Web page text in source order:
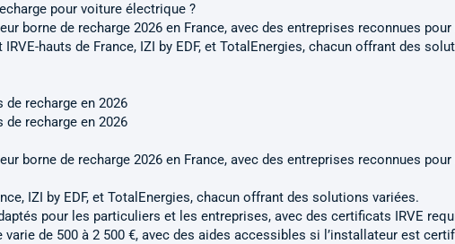
pour voiture électrique ?
borne de recharge 2026 en France, avec des entreprises reconnues pour
hauts de France, IZI by EDF, et TotalEnergies, chacun offrant des
recharge en 2026
recharge en 2026
borne de recharge 2026 en France, avec des entreprises reconnues pour
IZI by EDF, et TotalEnergies, chacun offrant des solutions variées.
pour les particuliers et les entreprises, avec des certificats IRVE
de 500 à 2 500 €, avec des aides accessibles si l’installateur est